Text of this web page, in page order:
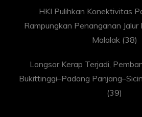
HKI Pulihkan Konektivitas
Rampungkan Penanganan
Malalak (38)
Longsor Kerap Terjadi,
Bukittinggi–Padang
(39)